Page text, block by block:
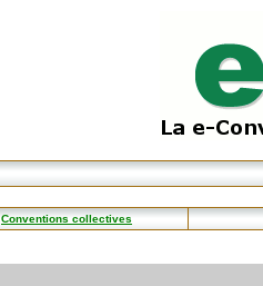
Conventions collectives